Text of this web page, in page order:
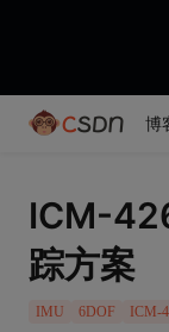
博
ICM-
踪方案
IMU 6DOF ICM-